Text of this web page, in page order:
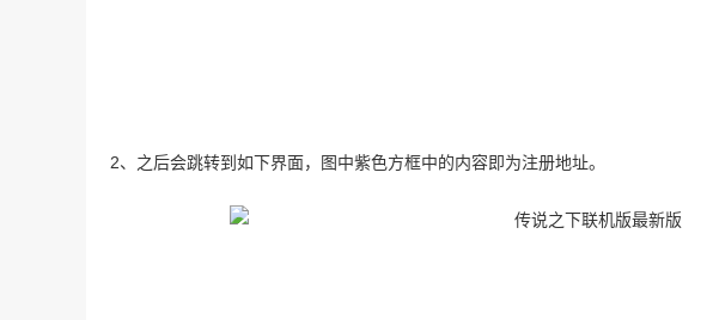
2、之后会跳转到如下界面，图中紫色方框中的内容即为注册地址。